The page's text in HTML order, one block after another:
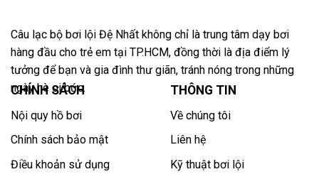
Câu lạc bộ bơi lội Đệ Nhất không chỉ là trung tâm dạy bơi
hàng đầu cho trẻ em tại TP.HCM, đồng thời là địa điểm lý
tưởng để bạn và gia đình thư giãn, tránh nóng trong những
ngày hè oi bức.
CHÍNH SÁCH
Nội quy hồ bơi
Chính sách bảo mật
Điều khoản sử dụng
THÔNG TIN
Về chúng tôi
Liên hệ
Kỹ thuật bơi lội